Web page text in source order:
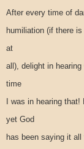
After every time of
humiliation (if there
at
all), delight in
time
I was in hearing
yet God
has been saying it